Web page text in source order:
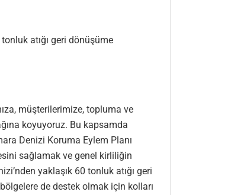
atığı geri dönüşüme
müşterilerimize, topluma ve
koyuyoruz. Bu kapsamda
Denizi Koruma Eylem Planı
sağlamak ve genel kirliliğin
yaklaşık 60 tonluk atığı geri
de destek olmak için kolları